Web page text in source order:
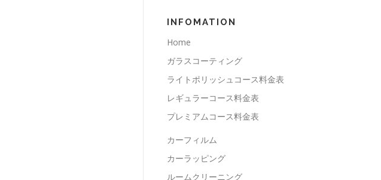
INFOMATION
Home
ガラスコーティング
ライトポリッシュコース料金表
レギュラーコース料金表
プレミアムコース料金表
カーフィルム
カーラッピング
ルームクリーニング